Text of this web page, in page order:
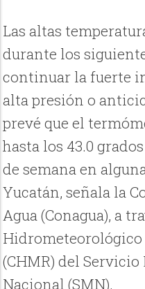
Las altas
durante los
continuar la fuerte
alta presión o
prevé que el
hasta los 43.0
de semana en
Yucatán, señala la
Agua (Conagua), a
(CHMR) del
Nacional (SMN).